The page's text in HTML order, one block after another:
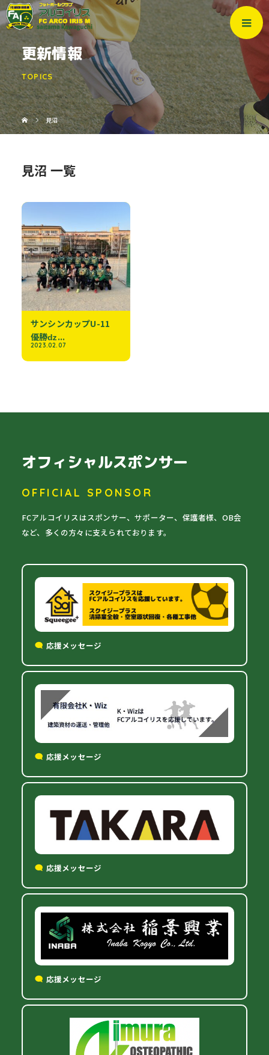
更新情報
TOPICS
見沼
見沼 一覧
サンシンカップU-11
優勝ǳ...
2023.02.07
オフィシャルスポンサー
OFFICIAL SPONSOR
FCアルコイリスはスポンサー、サポーター、保護者様、OB会
など、多くの方々に支えられております。
応援メッセージ
応援メッセージ
応援メッセージ
応援メッセージ